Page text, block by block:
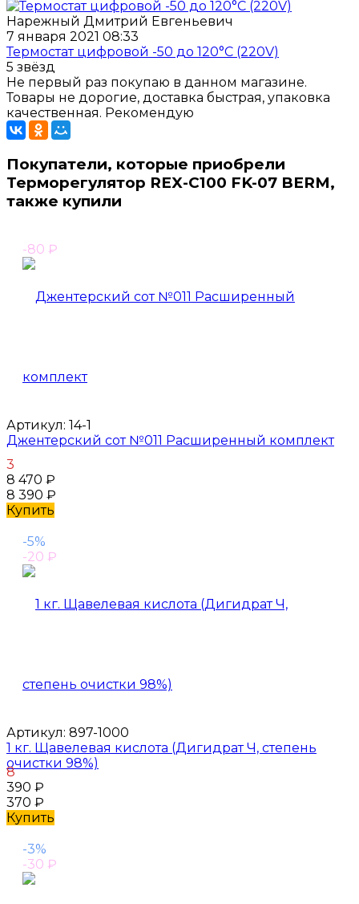
Нарежный Дмитрий Евгеньевич
7 января 2021 08:33
Термостат цифровой -50 до 120°С (220V)
5 звёзд
Не первый раз покупаю в данном магазине.
Товары не дорогие, доставка быстрая, упаковка
качественная. Рекомендую
Покупатели, которые приобрели
Терморегулятор REX-C100 FK-07 BERM,
также купили
-80 ₽
Артикул: 14-1
Джентерский сот №011 Расширенный комплект
3
8 470 ₽
8 390 ₽
Купить
-5%
-20 ₽
Артикул: 897-1000
1 кг. Щавелевая кислота (Дигидрат Ч, степень
очистки 98%)
8
390 ₽
370 ₽
Купить
-3%
-30 ₽